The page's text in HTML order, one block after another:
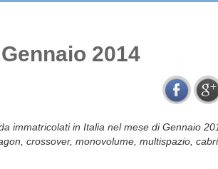
2014
immatricolati in Italia nel mese di Gennaio
crossover, monovolume, multispazio,